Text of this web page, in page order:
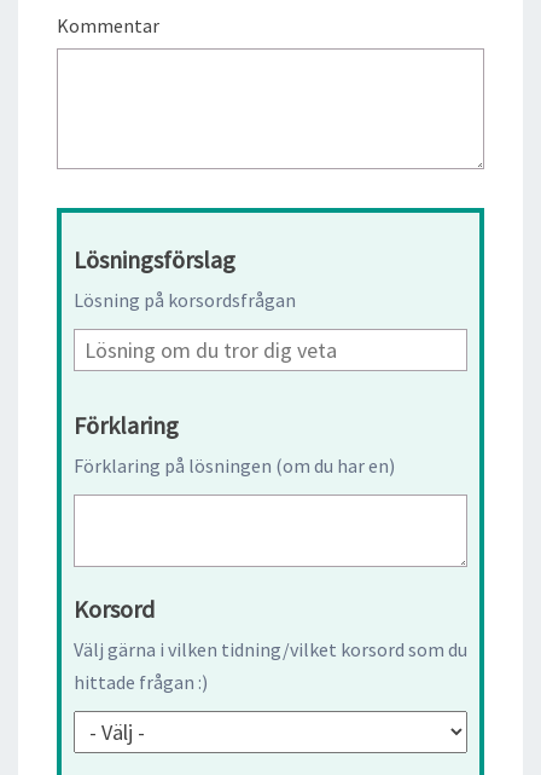
Kommentar
Lösningsförslag
Lösning på korsordsfrågan
Förklaring
Förklaring på lösningen (om du har en)
Korsord
Välj gärna i vilken tidning/vilket korsord som du
hittade frågan :)